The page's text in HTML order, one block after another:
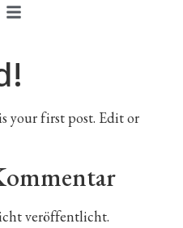
your first post. Edit or
veröffentlicht.